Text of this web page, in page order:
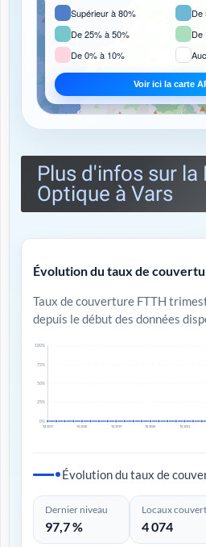
Supérieur à 80%
De
De 25% à 50%
De
De 0% à 10%
Voir ici la carte
Plus d'infos sur la
Optique à Vars
Évolution du taux de
Taux de couverture FTTH
depuis le début des données
0%
25%
50%
75%
100%
T4 2017 T4 2018 T4 2019 T4 2020 T4 2021
Évolution du taux de
Dernier niveau
97,7 %
Locaux
4 074